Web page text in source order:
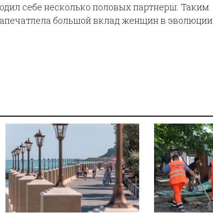
себе несколько половых партнерш. Таким
большой вклад женщин в эволюции